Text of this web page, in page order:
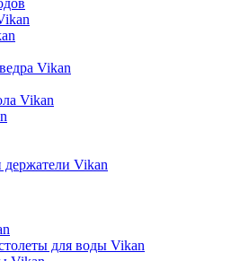
Vikan
Vikan
Vikan
для воды Vikan